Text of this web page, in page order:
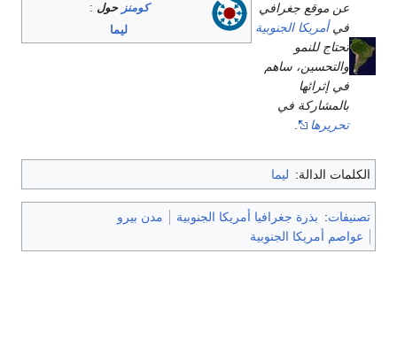
كومنز حول :
ليما
عن موقع جغرافي
فيأمريكا الجنوبية
تحتاج للنمو
والتحسين، ساهم
في إثرائها
بالمشاركة في
تحريرها
الكلمات الدالة: ليما
تصنيفات: بذرة جغرافيا أمريكا الجنوبية
مدن بيرو
عواصم أمريكا الجنوبية